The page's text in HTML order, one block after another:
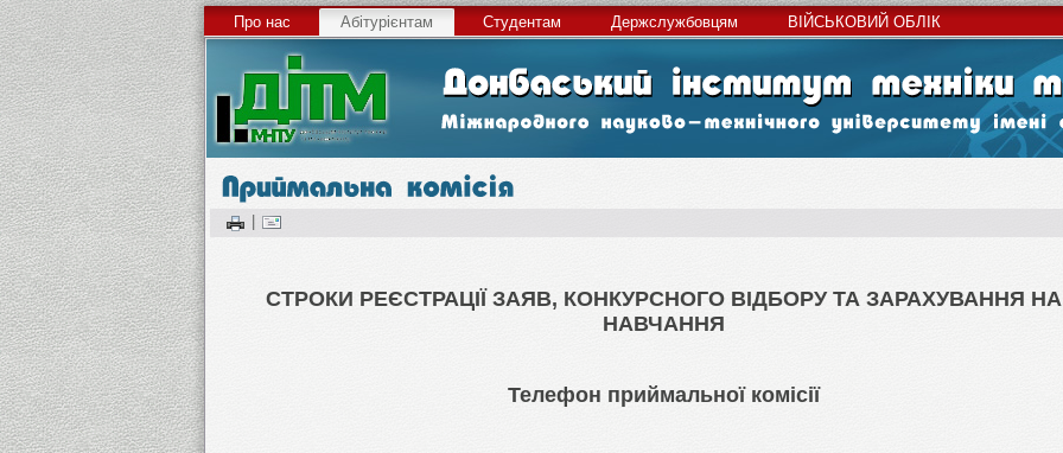
Про нас Абітурієнтам Студентам Держслужбовцям ВІЙСЬКОВИЙ ОБЛІК
СТРОКИ РЕЄСТРАЦІЇ ЗАЯВ, КОНКУРСНОГО ВІДБОРУ ТА ЗАРАХУВАННЯ НА
НАВЧАННЯ
Телефон приймальної комісії